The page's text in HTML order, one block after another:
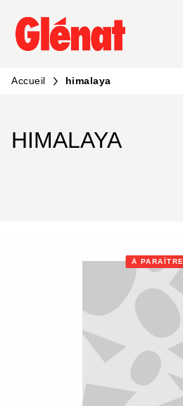
MENU RECHERCHE
PIED DE PAGE
Accueil himalaya
HIMALAYA
À PARAÎTRE